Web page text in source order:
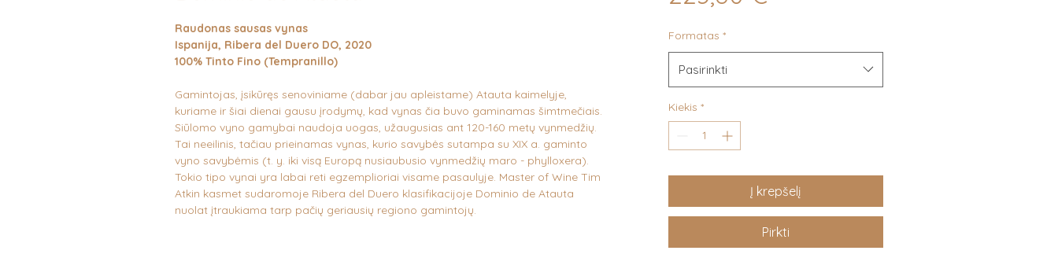
Raudonas sausas vynas
Ispanija, Ribera del Duero DO, 2020
100% Tinto Fino (Tempranillo)
Gamintojas, įsikūręs senoviniame (dabar jau apleistame) Atauta kaimelyje,
kuriame ir šiai dienai gausu įrodymų, kad vynas čia buvo gaminamas šimtmečiais.
Siūlomo vyno gamybai naudoja uogas, užaugusias ant 120-160 metų vynmedžių.
Tai neeilinis, tačiau prieinamas vynas, kurio savybės sutampa su XIX a. gaminto
vyno savybėmis (t. y. iki visą Europą nusiaubusio vynmedžių maro - phylloxera).
Tokio tipo vynai yra labai reti egzemplioriai visame pasaulyje. Master of Wine Tim
Atkin kasmet sudaromoje Ribera del Duero klasifikacijoje Dominio de Atauta
nuolat įtraukiama tarp pačių geriausių regiono gamintojų.
Formatas *
Pasirinkti
Kiekis *
Į krepšelį
Pirkti